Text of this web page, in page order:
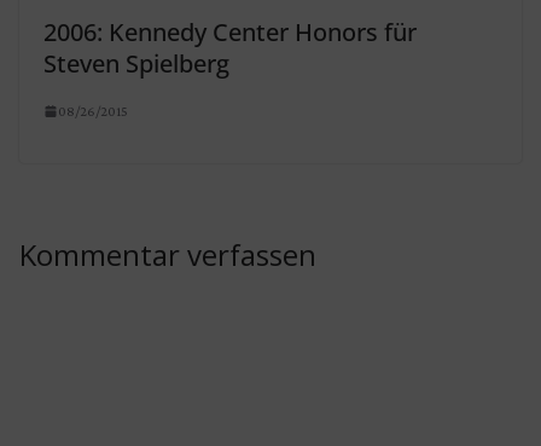
2006: Kennedy Center Honors für
Steven Spielberg
08/26/2015
Kommentar verfassen